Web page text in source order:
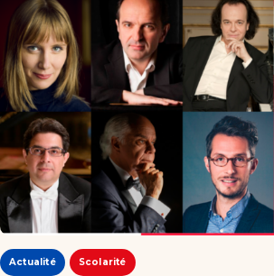
Actualité Scolarité